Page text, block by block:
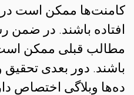
کامنت‌ها ممکن است در
افتاده باشند. در ضمن
مطالب قبلی ممکن است
باشند. دور بعدی تحقیق
ده‌ها وبلاگی اختصاص